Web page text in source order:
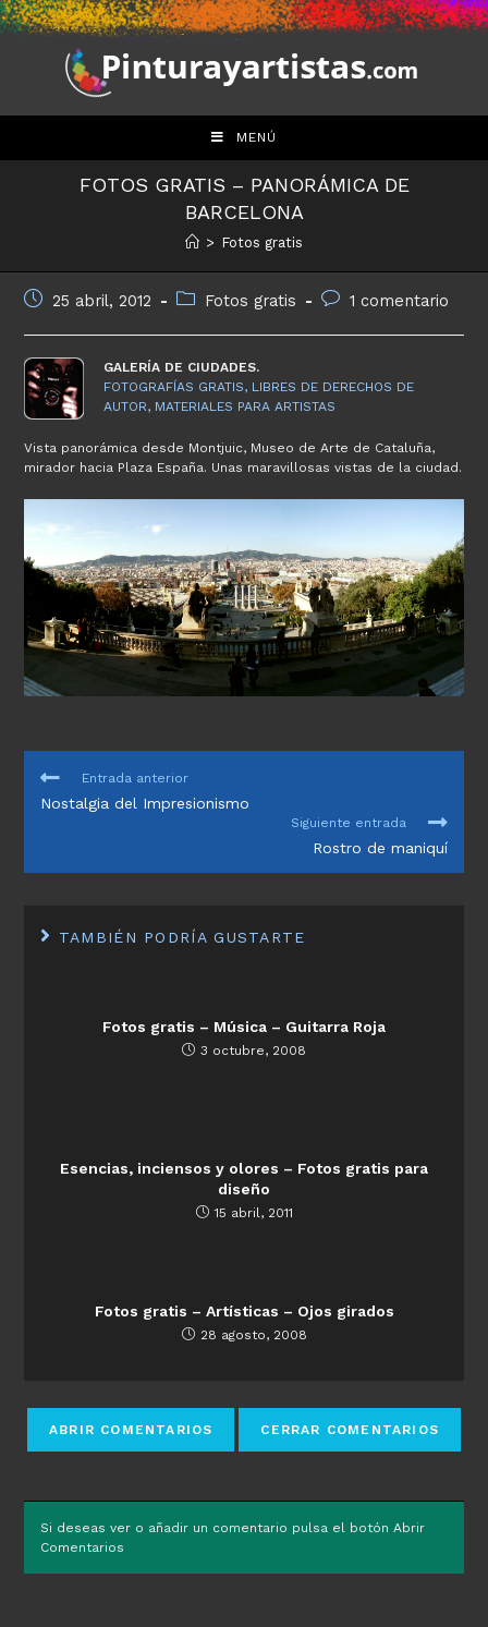
Saltar
al
contenido
MENÚ
FOTOS GRATIS – PANORÁMICA DE
BARCELONA
> Fotos gratis
Publicación
entrada:
25 abril, 2012
Categoría
entrada:
Fotos gratis
Comentarios
1 comentario
GALERÍA DE CIUDADES.
FOTOGRAFÍAS GRATIS, LIBRES DE DERECHOS DE
AUTOR, MATERIALES PARA ARTISTAS
Vista panorámica desde Montjuic, Museo de Arte de Cataluña,
mirador hacia Plaza España. Unas maravillosas vistas de la ciudad.
LEER
ARTÍCULOS
Entrada anterior
Nostalgia del Impresionismo
Siguiente entrada
Rostro de maniquí
TAMBIÉN PODRÍA GUSTARTE
Fotos gratis – Música – Guitarra Roja
3 octubre, 2008
Esencias, inciensos y olores – Fotos gratis para
diseño
15 abril, 2011
Fotos gratis – Artísticas – Ojos girados
28 agosto, 2008
Si deseas ver o añadir un comentario pulsa el botón Abrir
Comentarios